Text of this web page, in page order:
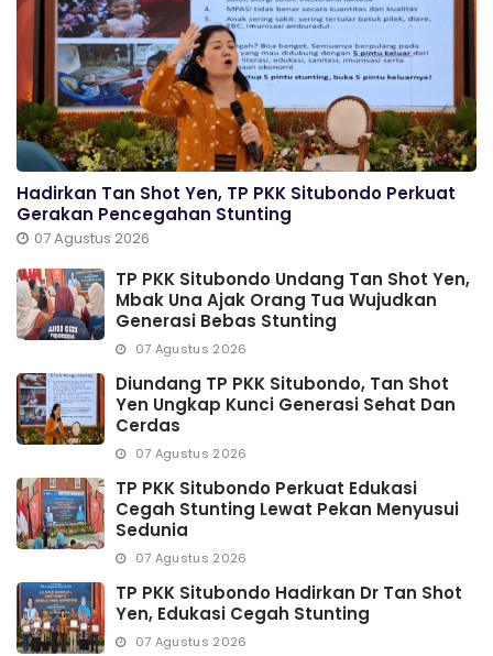
Hadirkan Tan Shot Yen, TP PKK Situbondo Perkuat
Gerakan Pencegahan Stunting
07 Agustus 2026
TP PKK Situbondo Undang Tan Shot Yen,
Mbak Una Ajak Orang Tua Wujudkan
Generasi Bebas Stunting
07 Agustus 2026
Diundang TP PKK Situbondo, Tan Shot
Yen Ungkap Kunci Generasi Sehat Dan
Cerdas
07 Agustus 2026
TP PKK Situbondo Perkuat Edukasi
Cegah Stunting Lewat Pekan Menyusui
Sedunia
07 Agustus 2026
TP PKK Situbondo Hadirkan Dr Tan Shot
Yen, Edukasi Cegah Stunting
07 Agustus 2026